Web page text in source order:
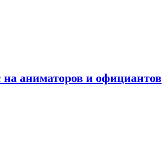
на аниматоров и официантов